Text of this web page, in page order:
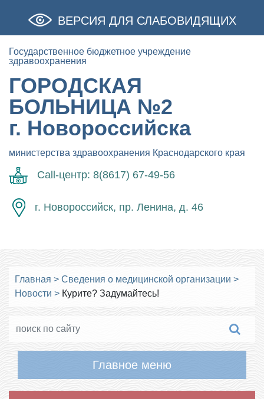
ВЕРСИЯ ДЛЯ СЛАБОВИДЯЩИХ
Государственное бюджетное учреждение
здравоохранения
ГОРОДСКАЯ
БОЛЬНИЦА №2
г. Новороссийска
министерства здравоохранения Краснодарского края
Call-центр: 8(8617) 67-49-56
г. Новороссийск, пр. Ленина, д. 46
Главная > Сведения о медицинской организации >
Новости > Курите? Задумайтесь!
Главное меню